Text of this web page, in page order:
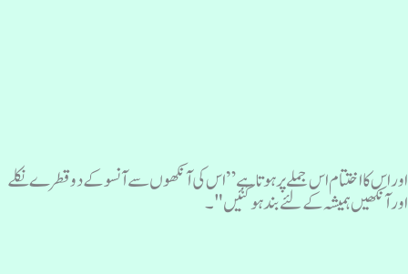
اوراس کا اختتام اس جملے پرہوتا ہے ” اس کی آنکھوں سے آنسو کے دو قطرے نکلے
اور آنکھیں ہمیشہ کے لئے بند ہوگئیں "۔